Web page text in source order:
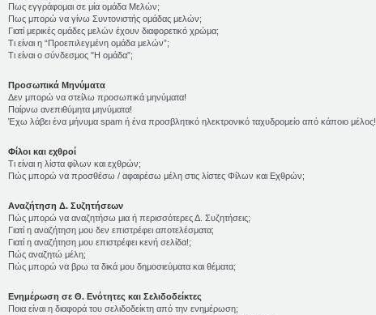
Πως εγγράφομαι σε μία ομάδα Μελών;
Πως μπορώ να γίνω Συντονιστής ομάδας μελών;
Γιατί μερικές ομάδες μελών έχουν διαφορετικό χρώμα;
Τι είναι η “Προεπιλεγμένη ομάδα μελών”;
Τι είναι ο σύνδεσμος "Η ομάδα”;
Προσωπικά Μηνύματα
Δεν μπορώ να στείλω προσωπικά μηνύματα!
Παίρνω ανεπιθύμητα μηνύματα!
Έχω λάβει ένα μήνυμα spam ή ένα προσβλητικό ηλεκτρονικό ταχυδρομείο από κάποιο μέλος!
Φίλοι και εχθροί
Τι είναι η λίστα φίλων και εχθρών;
Πώς μπορώ να προσθέσω / αφαιρέσω μέλη στις λίστες Φίλων και Εχθρών;
Αναζήτηση Δ. Συζητήσεων
Πώς μπορώ να αναζητήσω μια ή περισσότερες Δ. Συζητήσεις;
Γιατί η αναζήτηση μου δεν επιστρέφει αποτελέσματα;
Γιατί η αναζήτηση μου επιστρέφει κενή σελίδα!;
Πώς αναζητώ μέλη;
Πώς μπορώ να βρω τα δικά μου δημοσιεύματα και θέματα;
Ενημέρωση σε Θ. Ενότητες και Σελιδοδείκτες
Ποια είναι η διαφορά του σελιδοδείκτη από την ενημέρωση;